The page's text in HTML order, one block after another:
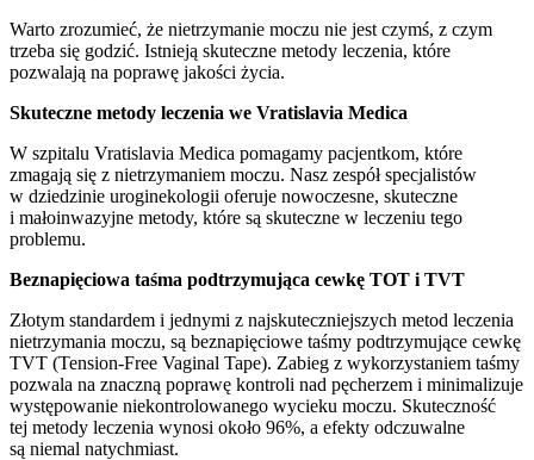
Warto zrozumieć, że nietrzymanie moczu nie jest czymś, z czym
trzeba się godzić. Istnieją skuteczne metody leczenia, które
pozwalają na poprawę jakości życia.
Skuteczne metody leczenia we Vratislavia Medica
W szpitalu Vratislavia Medica pomagamy pacjentkom, które
zmagają się z nietrzymaniem moczu. Nasz zespół specjalistów
w dziedzinie uroginekologii oferuje nowoczesne, skuteczne
i małoinwazyjne metody, które są skuteczne w leczeniu tego
problemu.
Beznapięciowa taśma podtrzymująca cewkę TOT i TVT
Złotym standardem i jednymi z najskuteczniejszych metod leczenia
nietrzymania moczu, są beznapięciowe taśmy podtrzymujące cewkę
TVT (Tension-Free Vaginal Tape). Zabieg z wykorzystaniem taśmy
pozwala na znaczną poprawę kontroli nad pęcherzem i minimalizuje
występowanie niekontrolowanego wycieku moczu. Skuteczność
tej metody leczenia wynosi około 96%, a efekty odczuwalne
są niemal natychmiast.